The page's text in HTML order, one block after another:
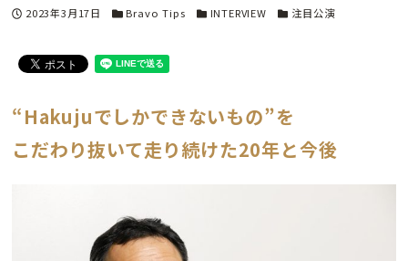
投稿日
2023年3月17日 カテゴリー
Bravo Tips カテゴリー
INTERVIEW カテゴリー
注目公演
“Hakujuでしかできないもの”を
こだわり抜いて走り続けた20年と今後